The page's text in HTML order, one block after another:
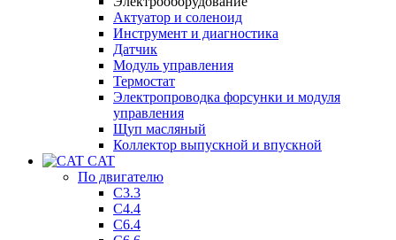
Актуатор и соленоид
Инструмент и диагностика
Датчик
Модуль управления
Термостат
Электропроводка форсунки и модуля
управления
Щуп масляный
Коллектор выпускной и впускной
CAT
По двигателю
C3.3
C4.4
C6.4